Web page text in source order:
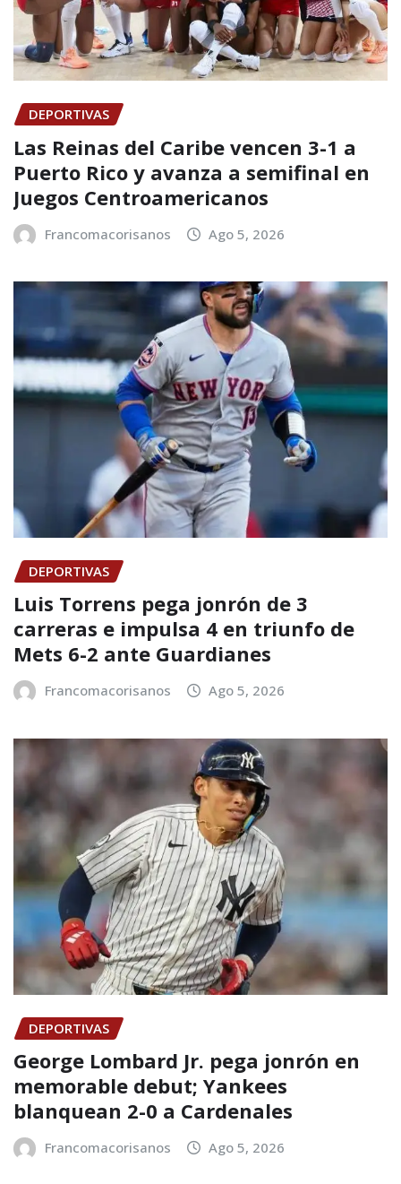
DEPORTIVAS
Las Reinas del Caribe vencen 3-1 a
Puerto Rico y avanza a semifinal en
Juegos Centroamericanos
Francomacorisanos Ago 5, 2026
DEPORTIVAS
Luis Torrens pega jonrón de 3
carreras e impulsa 4 en triunfo de
Mets 6-2 ante Guardianes
Francomacorisanos Ago 5, 2026
DEPORTIVAS
George Lombard Jr. pega jonrón en
memorable debut; Yankees
blanquean 2-0 a Cardenales
Francomacorisanos Ago 5, 2026